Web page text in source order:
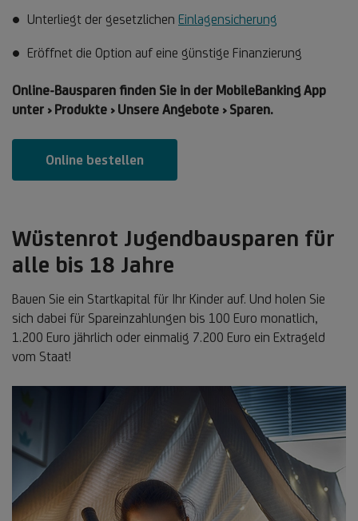
Unterliegt der gesetzlichen Einlagensicherung
Eröffnet die Option auf eine günstige Finanzierung
Online-Bausparen finden Sie in der MobileBanking App
unter › Produkte › Unsere Angebote › Sparen.
Online bestellen
Wüstenrot Jugendbausparen für
alle bis 18 Jahre
Bauen Sie ein Startkapital für Ihr Kinder auf. Und holen Sie
sich dabei für Spareinzahlungen bis 100 Euro monatlich,
1.200 Euro jährlich oder einmalig 7.200 Euro ein Extrageld
vom Staat!